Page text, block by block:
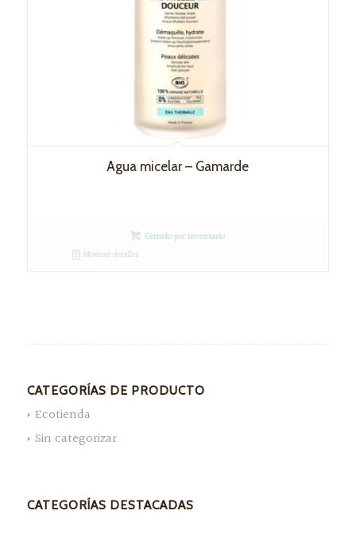
Agua micelar – Gamarde
Cerrado por inventario
Mostrar detalles
CATEGORÍAS DE PRODUCTO
Ecotienda
Sin categorizar
CATEGORÍAS DESTACADAS